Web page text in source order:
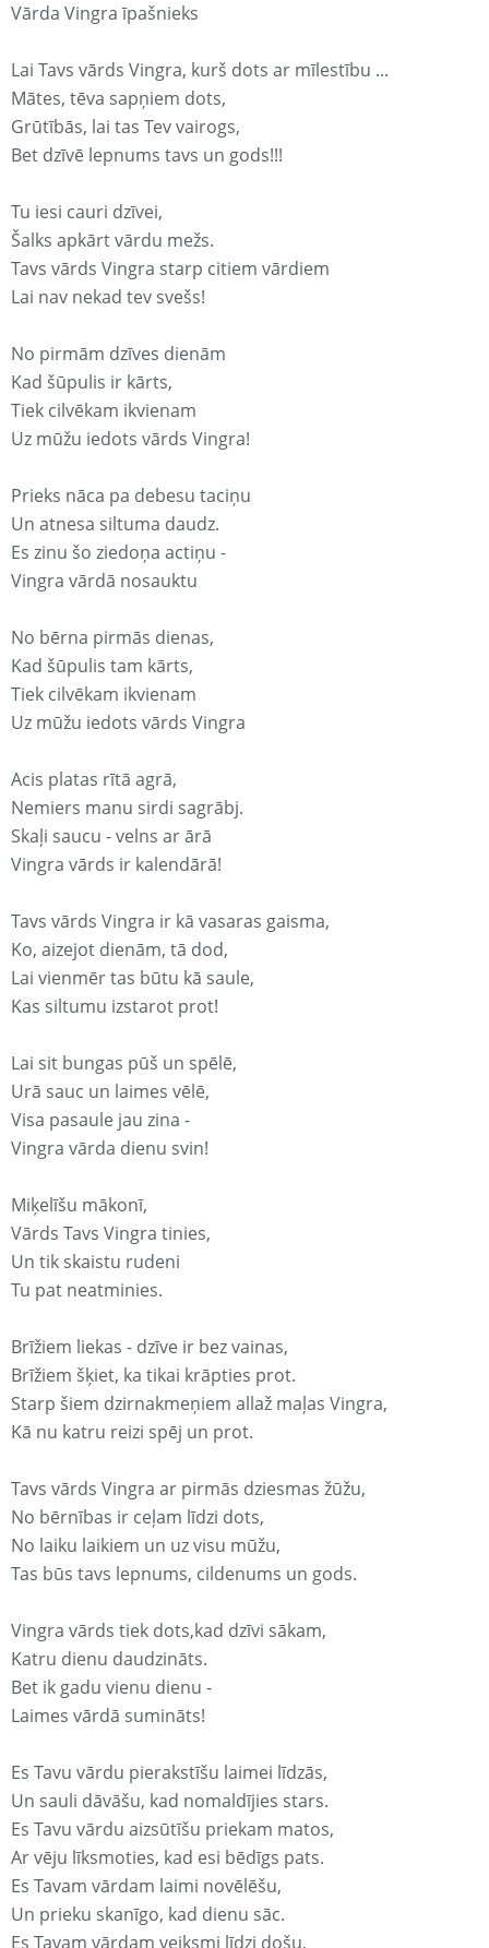
Vārda Vingra īpašnieks
Lai Tavs vārds Vingra, kurš dots ar mīlestību ...
Mātes, tēva sapņiem dots,
Grūtībās, lai tas Tev vairogs,
Bet dzīvē lepnums tavs un gods!!!
Tu iesi cauri dzīvei,
Šalks apkārt vārdu mežs.
Tavs vārds Vingra starp citiem vārdiem
Lai nav nekad tev svešs!
No pirmām dzīves dienām
Kad šūpulis ir kārts,
Tiek cilvēkam ikvienam
Uz mūžu iedots vārds Vingra!
Prieks nāca pa debesu taciņu
Un atnesa siltuma daudz.
Es zinu šo ziedoņa actiņu -
Vingra vārdā nosauktu
No bērna pirmās dienas,
Kad šūpulis tam kārts,
Tiek cilvēkam ikvienam
Uz mūžu iedots vārds Vingra
Acis platas rītā agrā,
Nemiers manu sirdi sagrābj.
Skaļi saucu - velns ar ārā
Vingra vārds ir kalendārā!
Tavs vārds Vingra ir kā vasaras gaisma,
Ko, aizejot dienām, tā dod,
Lai vienmēr tas būtu kā saule,
Kas siltumu izstarot prot!
Lai sit bungas pūš un spēlē,
Urā sauc un laimes vēlē,
Visa pasaule jau zina -
Vingra vārda dienu svin!
Miķelīšu mākonī,
Vārds Tavs Vingra tinies,
Un tik skaistu rudeni
Tu pat neatminies.
Brīžiem liekas - dzīve ir bez vainas,
Brīžiem šķiet, ka tikai krāpties prot.
Starp šiem dzirnakmeņiem allaž maļas Vingra,
Kā nu katru reizi spēj un prot.
Tavs vārds Vingra ar pirmās dziesmas žūžu,
No bērnības ir ceļam līdzi dots,
No laiku laikiem un uz visu mūžu,
Tas būs tavs lepnums, cildenums un gods.
Vingra vārds tiek dots,kad dzīvi sākam,
Katru dienu daudzināts.
Bet ik gadu vienu dienu -
Laimes vārdā sumināts!
Es Tavu vārdu pierakstīšu laimei līdzās,
Un sauli dāvāšu, kad nomaldījies stars.
Es Tavu vārdu aizsūtīšu priekam matos,
Ar vēju līksmoties, kad esi bēdīgs pats.
Es Tavam vārdam laimi novēlēšu,
Un prieku skanīgo, kad dienu sāc.
Es Tavam vārdam veiksmi līdzi došu,